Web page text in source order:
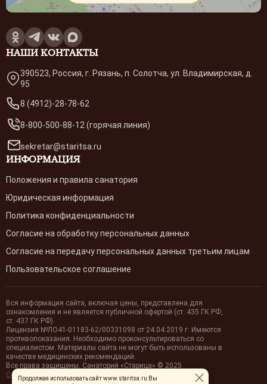
НАШИ КОНТАКТЫ
390523, Россия, г. Рязань, п. Солотча, ул. Владимирская, д.
95
8 (4912)-28-78-62
8-800-500-88-12 (горячая линия)
sekretar@staritsa.ru
ИНФОРМАЦИЯ
Положения и правила санатория
Юридическая информация
Политика конфиденциальности
Согласие на обработку персональных данных
Согласие на передачу персональных данных третьим лицам
Пользовательское соглашение
Вся информация сайта, включая цены, представлена для
ознакомления и не является публичной офертой (ст. 435 ГК РФ,
cт. 437 ГК РФ).
Лицензия №ЛО41-01183-62/00331098 от 24.04.2019 г. Имеются
противопоказания. Необходимо проконсультироваться со
специалистом. Материалы сайта не могут быть использованы в
качестве медицинских рекомендаций.
Все права защищены. Санаторий «Старица» © 2025
Сайт создан в Cherryline
Продолжая использовать сайт www.staritsa.ru Вы